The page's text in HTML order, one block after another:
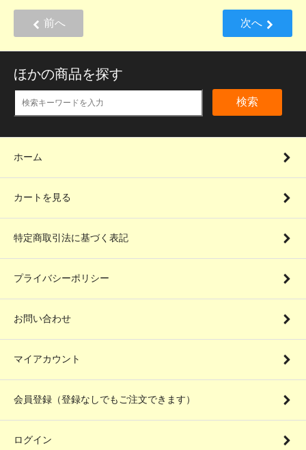
前へ 次へ
ほかの商品を探す
検索
ホーム
カートを見る
特定商取引法に基づく表記
プライバシーポリシー
お問い合わせ
マイアカウント
会員登録（登録なしでもご注文できます）
ログイン